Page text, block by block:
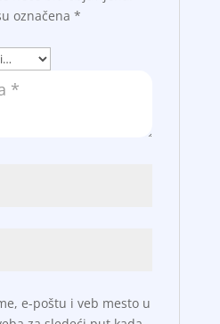
označena *
e-poštu i veb mesto u